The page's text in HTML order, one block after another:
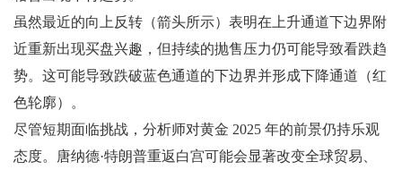
虽然最近的向上反转（箭头所示）表明在上升通道下边界附
近重新出现买盘兴趣，但持续的抛售压力仍可能导致看跌趋
势。这可能导致跌破蓝色通道的下边界并形成下降通道（红
色轮廓）。
尽管短期面临挑战，分析师对黄金 2025 年的前景仍持乐观
态度。唐纳德·特朗普重返白宫可能会显著改变全球贸易、